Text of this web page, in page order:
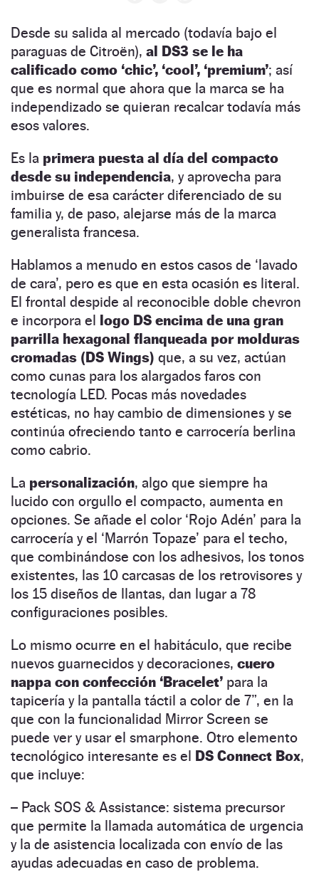
Desde su salida al mercado (todavía bajo el
paraguas de Citroën), al DS3 se le ha
calificado como ‘chic’, ‘cool’, ‘premium’; así
que es normal que ahora que la marca se ha
independizado se quieran recalcar todavía más
esos valores.
Es la primera puesta al día del compacto
desde su independencia, y aprovecha para
imbuirse de esa carácter diferenciado de su
familia y, de paso, alejarse más de la marca
generalista francesa.
Hablamos a menudo en estos casos de ‘lavado
de cara’, pero es que en esta ocasión es literal.
El frontal despide al reconocible doble chevron
e incorpora el logo DS encima de una gran
parrilla hexagonal flanqueada por molduras
cromadas (DS Wings) que, a su vez, actúan
como cunas para los alargados faros con
tecnología LED. Pocas más novedades
estéticas, no hay cambio de dimensiones y se
continúa ofreciendo tanto e carrocería berlina
como cabrio.
La personalización, algo que siempre ha
lucido con orgullo el compacto, aumenta en
opciones. Se añade el color ‘Rojo Adén’ para la
carrocería y el ‘Marrón Topaze’ para el techo,
que combinándose con los adhesivos, los tonos
existentes, las 10 carcasas de los retrovisores y
los 15 diseños de llantas, dan lugar a 78
configuraciones posibles.
Lo mismo ocurre en el habitáculo, que recibe
nuevos guarnecidos y decoraciones, cuero
nappa con confección ‘Bracelet’ para la
tapicería y la pantalla táctil a color de 7”, en la
que con la funcionalidad Mirror Screen se
puede ver y usar el smarphone. Otro elemento
tecnológico interesante es el DS Connect Box,
que incluye:
– Pack SOS & Assistance: sistema precursor
que permite la llamada automática de urgencia
y la de asistencia localizada con envío de las
ayudas adecuadas en caso de problema.